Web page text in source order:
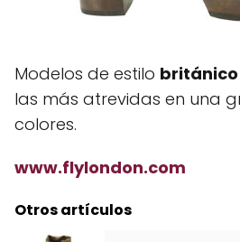
Modelos de estilo británico
las más atrevidas en una
colores.
www.flylondon.com
Otros artículos